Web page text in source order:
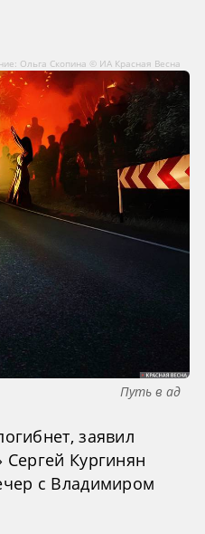
Ольга Скопина © ИА Красная Весна
Путь в ад
заявил
Кургинян
с Владимиром